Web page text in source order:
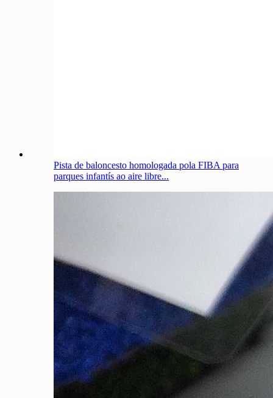
Pista de baloncesto homologada pola FIBA ​​para
parques infantís ao aire libre...